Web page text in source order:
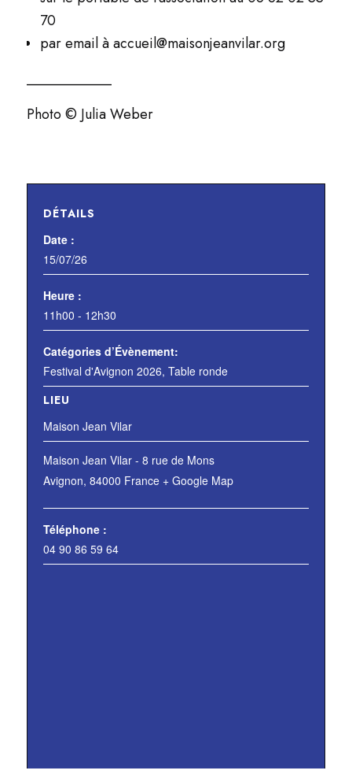
70
par email à accueil@maisonjeanvilar.org
____________
Photo © Julia Weber
DÉTAILS
Date :
15/07/26
Heure :
11h00 - 12h30
Catégories d’Évènement:
Festival d'Avignon 2026, Table ronde
LIEU
Maison Jean Vilar
Maison Jean Vilar - 8 rue de Mons
Avignon, 84000 France + Google Map
Téléphone :
04 90 86 59 64